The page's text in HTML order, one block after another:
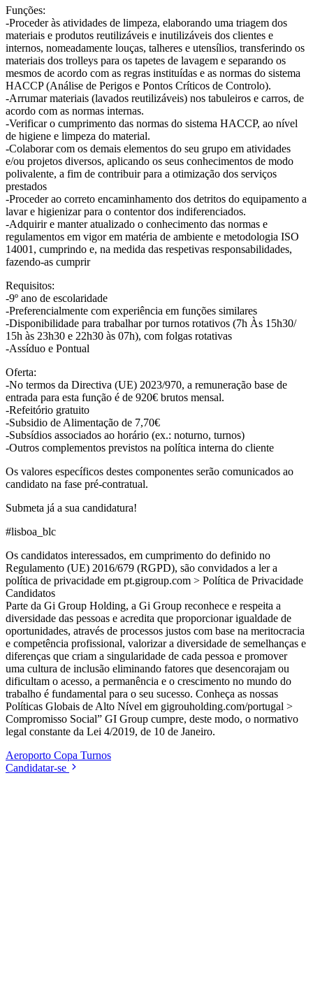
Funções:
-Proceder às atividades de limpeza, elaborando uma triagem dos
materiais e produtos reutilizáveis e inutilizáveis dos clientes e
internos, nomeadamente louças, talheres e utensílios, transferindo os
materiais dos trolleys para os tapetes de lavagem e separando os
mesmos de acordo com as regras instituídas e as normas do sistema
HACCP (Análise de Perigos e Pontos Críticos de Controlo).
-Arrumar materiais (lavados reutilizáveis) nos tabuleiros e carros, de
acordo com as normas internas.
-Verificar o cumprimento das normas do sistema HACCP, ao nível
de higiene e limpeza do material.
-Colaborar com os demais elementos do seu grupo em atividades
e/ou projetos diversos, aplicando os seus conhecimentos de modo
polivalente, a fim de contribuir para a otimização dos serviços
prestados
-Proceder ao correto encaminhamento dos detritos do equipamento a
lavar e higienizar para o contentor dos indiferenciados.
-Adquirir e manter atualizado o conhecimento das normas e
regulamentos em vigor em matéria de ambiente e metodologia ISO
14001, cumprindo e, na medida das respetivas responsabilidades,
fazendo-as cumprir
Requisitos:
-9º ano de escolaridade
-Preferencialmente com experiência em funções similares
-Disponibilidade para trabalhar por turnos rotativos (7h Às 15h30/
15h às 23h30 e 22h30 às 07h), com folgas rotativas
-Assíduo e Pontual
Oferta:
-No termos da Directiva (UE) 2023/970, a remuneração base de
entrada para esta função é de 920€ brutos mensal.
-Refeitório gratuito
-Subsidio de Alimentação de 7,70€
-Subsídios associados ao horário (ex.: noturno, turnos)
-Outros complementos previstos na política interna do cliente
Os valores específicos destes componentes serão comunicados ao
candidato na fase pré‑contratual.
Submeta já a sua candidatura!
#lisboa_blc
Os candidatos interessados, em cumprimento do definido no
Regulamento (UE) 2016/679 (RGPD), são convidados a ler a
política de privacidade em pt.gigroup.com > Política de Privacidade
Candidatos
Parte da Gi Group Holding, a Gi Group reconhece e respeita a
diversidade das pessoas e acredita que proporcionar igualdade de
oportunidades, através de processos justos com base na meritocracia
e competência profissional, valorizar a diversidade de semelhanças e
diferenças que criam a singularidade de cada pessoa e promover
uma cultura de inclusão eliminando fatores que desencorajam ou
dificultam o acesso, a permanência e o crescimento no mundo do
trabalho é fundamental para o seu sucesso. Conheça as nossas
Políticas Globais de Alto Nível em gigrouholding.com/portugal >
Compromisso Social” GI Group cumpre, deste modo, o normativo
legal constante da Lei 4/2019, de 10 de Janeiro.
Aeroporto Copa Turnos
Candidatar-se